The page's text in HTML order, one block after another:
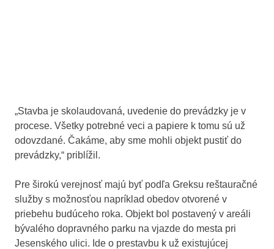
„Stavba je skolaudovaná, uvedenie do prevádzky je v
procese. Všetky potrebné veci a papiere k tomu sú už
odovzdané. Čakáme, aby sme mohli objekt pustiť do
prevádzky,“ priblížil.
Pre širokú verejnosť majú byť podľa Greksu reštauračné
služby s možnosťou napríklad obedov otvorené v
priebehu budúceho roka. Objekt bol postavený v areáli
bývalého dopravného parku na vjazde do mesta pri
Jesenského ulici. Ide o prestavbu k už existujúcej